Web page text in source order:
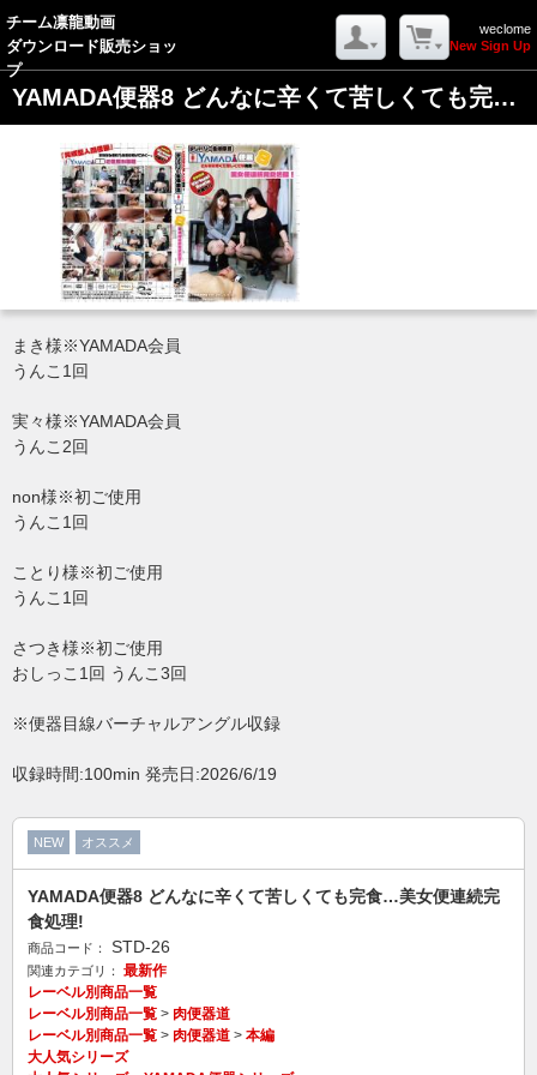
チーム凛龍動画
ダウンロード販売ショッ
プ
weclome
New Sign Up
YAMADA便器8 どんなに辛くて苦しくても完食…美女便連続完食処理!
まき様※YAMADA会員
うんこ1回
実々様※YAMADA会員
うんこ2回
non様※初ご使用
うんこ1回
ことり様※初ご使用
うんこ1回
さつき様※初ご使用
おしっこ1回 うんこ3回
※便器目線バーチャルアングル収録
収録時間:100min 発売日:2026/6/19
NEW オススメ
YAMADA便器8 どんなに辛くて苦しくても完食…美女便連続完
食処理!
商品コード： STD-26
関連カテゴリ：
最新作
レーベル別商品一覧
レーベル別商品一覧 > 肉便器道
レーベル別商品一覧 > 肉便器道 > 本編
大人気シリーズ
-->
戻る
ログイン
(Log In)
MYページ
(My Page)
ようこそ ゲストさん
特定商取引法に基づく表記